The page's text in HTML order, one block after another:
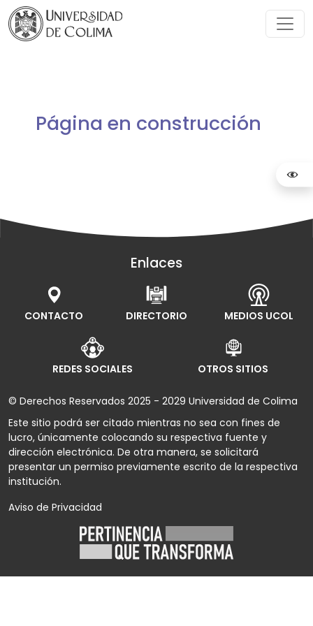
Página en construcción
Enlaces
CONTACTO DIRECTORIO MEDIOS UCOL
REDES SOCIALES OTROS SITIOS
© Derechos Reservados 2025 - 2029 Universidad de Colima
Este sitio podrá ser citado mientras no sea con fines de
lucro, únicamente colocando su respectiva fuente y
dirección electrónica. De otra manera, se solicitará
presentar un permiso previamente escrito de la respectiva
institución.
Aviso de Privacidad